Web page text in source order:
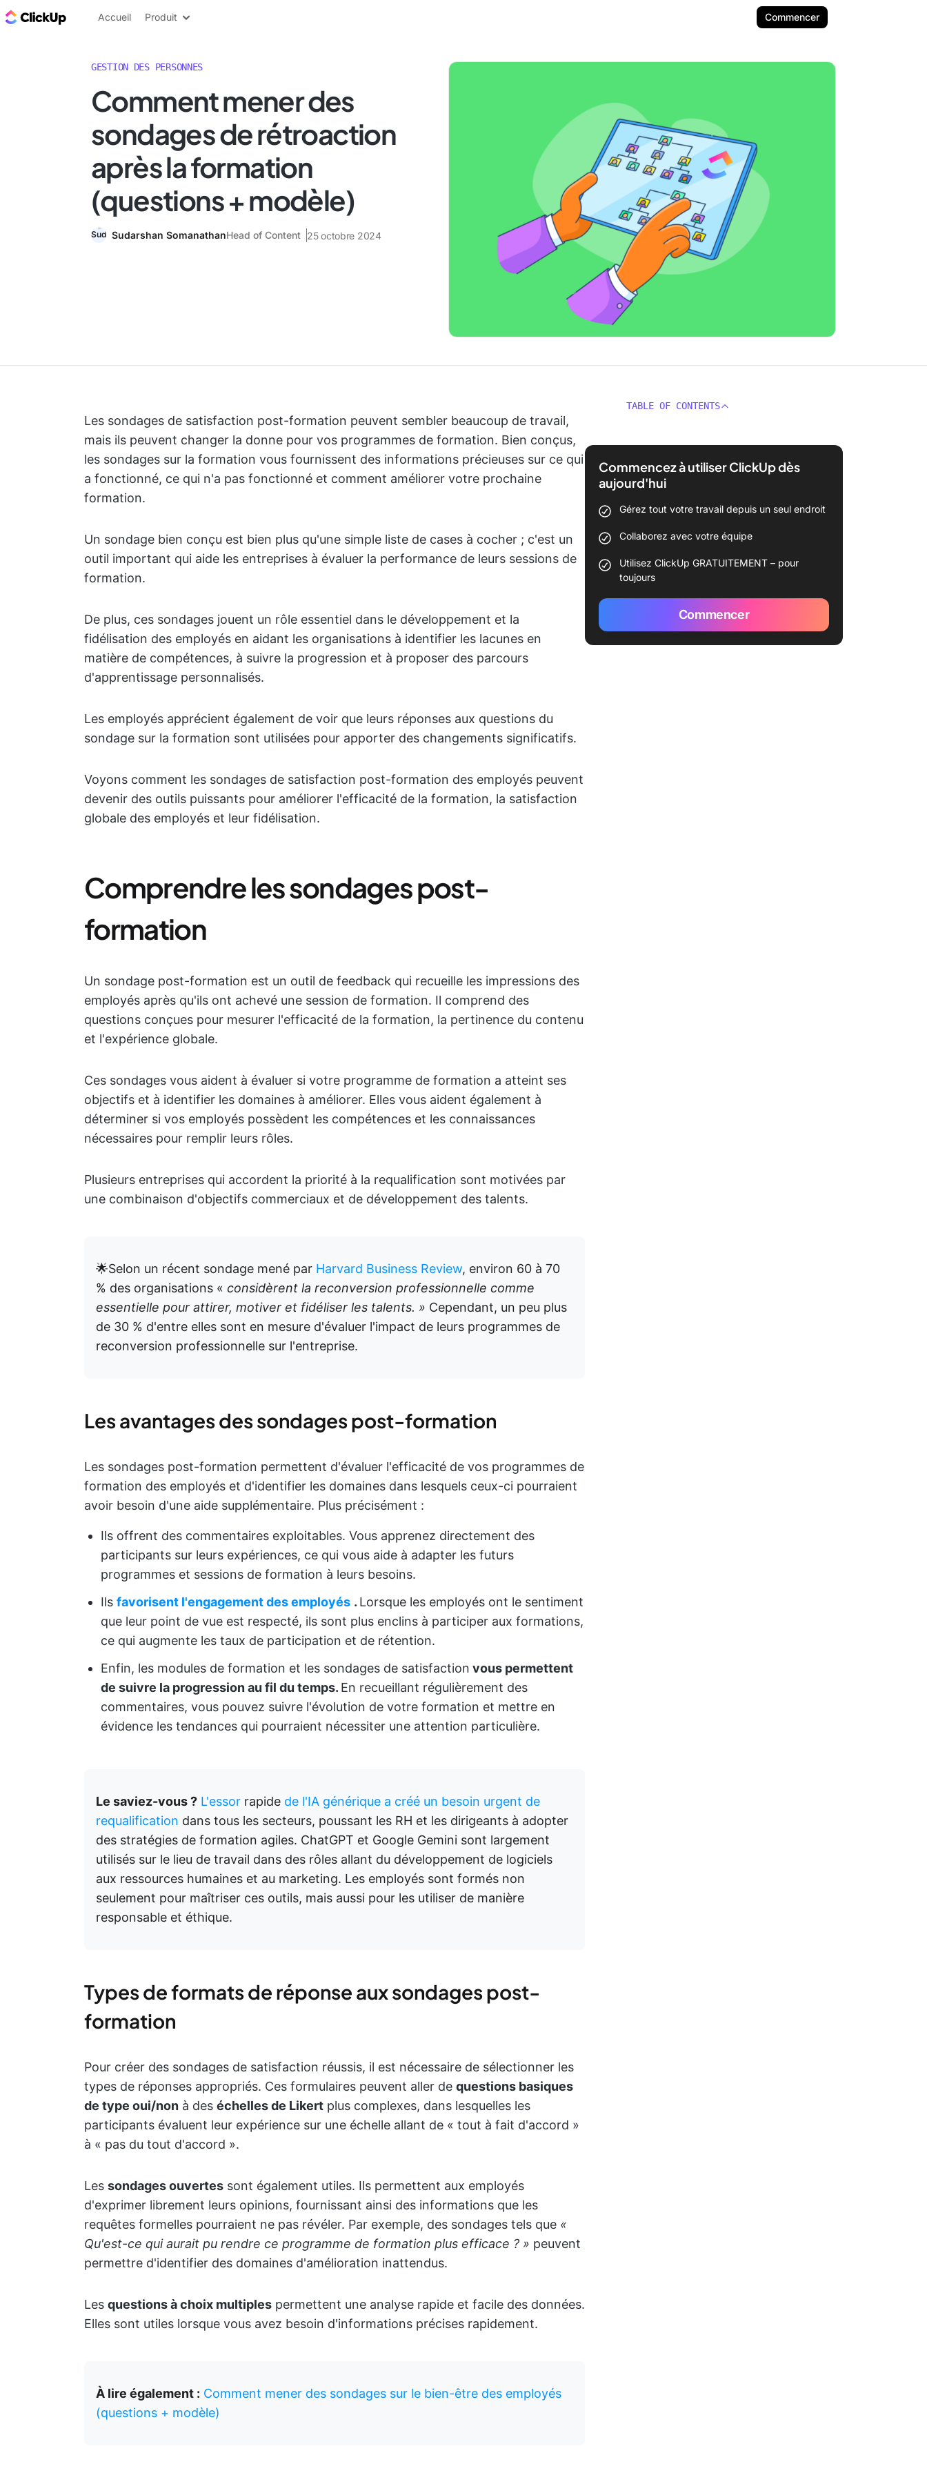
ClickUp Blog
Accueil Produit Commencer
GESTION DES PERSONNES
Comment mener des
sondages de rétroaction
après la formation
(questions + modèle)
Sudarshan SomanathanHead of Content 25 octobre 2024
Les sondages de satisfaction post-formation peuvent sembler beaucoup de travail,
mais ils peuvent changer la donne pour vos programmes de formation. Bien conçus,
les sondages sur la formation vous fournissent des informations précieuses sur ce qui
a fonctionné, ce qui n'a pas fonctionné et comment améliorer votre prochaine
formation.
Un sondage bien conçu est bien plus qu'une simple liste de cases à cocher ; c'est un
outil important qui aide les entreprises à évaluer la performance de leurs sessions de
formation.
De plus, ces sondages jouent un rôle essentiel dans le développement et la
fidélisation des employés en aidant les organisations à identifier les lacunes en
matière de compétences, à suivre la progression et à proposer des parcours
d'apprentissage personnalisés.
Les employés apprécient également de voir que leurs réponses aux questions du
sondage sur la formation sont utilisées pour apporter des changements significatifs.
Voyons comment les sondages de satisfaction post-formation des employés peuvent
devenir des outils puissants pour améliorer l'efficacité de la formation, la satisfaction
globale des employés et leur fidélisation.
Comprendre les sondages post-
formation
Un sondage post-formation est un outil de feedback qui recueille les impressions des
employés après qu'ils ont achevé une session de formation. Il comprend des
questions conçues pour mesurer l'efficacité de la formation, la pertinence du contenu
et l'expérience globale.
Ces sondages vous aident à évaluer si votre programme de formation a atteint ses
objectifs et à identifier les domaines à améliorer. Elles vous aident également à
déterminer si vos employés possèdent les compétences et les connaissances
nécessaires pour remplir leurs rôles.
Plusieurs entreprises qui accordent la priorité à la requalification sont motivées par
une combinaison d'objectifs commerciaux et de développement des talents.
🌟Selon un récent sondage mené par Harvard Business Review, environ 60 à 70
% des organisations « considèrent la reconversion professionnelle comme
essentielle pour attirer, motiver et fidéliser les talents. » Cependant, un peu plus
de 30 % d'entre elles sont en mesure d'évaluer l'impact de leurs programmes de
reconversion professionnelle sur l'entreprise.
Les avantages des sondages post-formation
Les sondages post-formation permettent d'évaluer l'efficacité de vos programmes de
formation des employés et d'identifier les domaines dans lesquels ceux-ci pourraient
avoir besoin d'une aide supplémentaire. Plus précisément :
Ils offrent des commentaires exploitables. Vous apprenez directement des
participants sur leurs expériences, ce qui vous aide à adapter les futurs
programmes et sessions de formation à leurs besoins.
Ils favorisent l'engagement des employés . Lorsque les employés ont le sentiment
que leur point de vue est respecté, ils sont plus enclins à participer aux formations,
ce qui augmente les taux de participation et de rétention.
Enfin, les modules de formation et les sondages de satisfaction vous permettent
de suivre la progression au fil du temps. En recueillant régulièrement des
commentaires, vous pouvez suivre l'évolution de votre formation et mettre en
évidence les tendances qui pourraient nécessiter une attention particulière.
Le saviez-vous ? L'essor rapide de l'IA générique a créé un besoin urgent de
requalification dans tous les secteurs, poussant les RH et les dirigeants à adopter
des stratégies de formation agiles. ChatGPT et Google Gemini sont largement
utilisés sur le lieu de travail dans des rôles allant du développement de logiciels
aux ressources humaines et au marketing. Les employés sont formés non
seulement pour maîtriser ces outils, mais aussi pour les utiliser de manière
responsable et éthique.
Types de formats de réponse aux sondages post-
formation
Pour créer des sondages de satisfaction réussis, il est nécessaire de sélectionner les
types de réponses appropriés. Ces formulaires peuvent aller de questions basiques
de type oui/non à des échelles de Likert plus complexes, dans lesquelles les
participants évaluent leur expérience sur une échelle allant de « tout à fait d'accord »
à « pas du tout d'accord ».
Les sondages ouvertes sont également utiles. Ils permettent aux employés
d'exprimer librement leurs opinions, fournissant ainsi des informations que les
requêtes formelles pourraient ne pas révéler. Par exemple, des sondages tels que «
Qu'est-ce qui aurait pu rendre ce programme de formation plus efficace ? » peuvent
permettre d'identifier des domaines d'amélioration inattendus.
Les questions à choix multiples permettent une analyse rapide et facile des données.
Elles sont utiles lorsque vous avez besoin d'informations précises rapidement.
À lire également : Comment mener des sondages sur le bien-être des employés
(questions + modèle)
TABLE OF CONTENTS
Commencez à utiliser ClickUp dès
aujourd'hui
Gérez tout votre travail depuis un seul endroit
Collaborez avec votre équipe
Utilisez ClickUp GRATUITEMENT – pour
toujours
Commencer